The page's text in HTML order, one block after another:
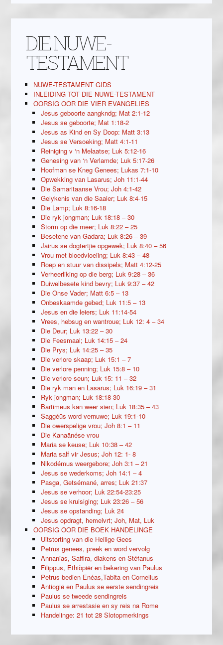
DIE NUWE-
TESTAMENT
NUWE-TESTAMENT GIDS
INLEIDING TOT DIE NUWE-TESTAMENT
OORSIG OOR DIE VIER EVANGELIES
Jesus geboorte aangkndg; Mat 2:1-12
Jesus se geboorte; Mat 1:18-2
Jesus as Kind en Sy Doop: Matt 3:13
Jesus se Versoeking; Matt 4:1-11
Reiniging v ‘n Melaatse; Luk 5:12-16
Genesing van ‘n Verlamde; Luk 5:17-26
Hoofman se Kneg Genees; Lukas 7:1-10
Opwekking van Lasarus; Joh 11:1-44
Die Samaritaanse Vrou; Joh 4:1-42
Gelykenis van die Saaier; Luk 8:4-15
Die Lamp; Luk 8:16-18
Die ryk jongman; Luk 18:18 – 30
Storm op die meer; Luk 8:22 – 25
Besetene van Gadara; Luk 8:26 – 39
Jairus se dogtertjie opgewek; Luk 8:40 – 56
Vrou met bloedvloeiing; Luk 8:43 – 48
Roep en stuur van dissipels; Matt 4:12-25
Verheerliking op die berg; Luk 9:28 – 36
Duiwelbesete kind bevry; Luk 9:37 – 42
Die Onse Vader; Matt 6:5 – 13
Onbeskaamde gebed; Luk 11:5 – 13
Jesus en die leiers; Luk 11:14-54
Vrees, hebsug en wantroue; Luk 12: 4 – 34
Die Deur; Luk 13:22 – 30
Die Feesmaal; Luk 14:15 – 24
Die Prys; Luk 14:25 – 35
Die verlore skaap; Luk 15:1 – 7
Die verlore penning; Luk 15:8 – 10
Die verlore seun; Luk 15: 11 – 32
Die ryk man en Lasarus; Luk 16:19 – 31
Ryk jongman; Luk 18:18-30
Bartimeus kan weer sien; Luk 18:35 – 43
Saggéüs word vernuwe; Luk 19:1-10
Die owerspelige vrou; Joh 8:1 – 11
Die Kanaänése vrou
Maria se keuse; Luk 10:38 – 42
Maria salf vir Jesus; Joh 12: 1- 8
Nikodémus weergebore; Joh 3:1 – 21
Jesus se wederkoms; Joh 14:1 – 4
Pasga, Getsémané, arres; Luk 21:37
Jesus se verhoor; Luk 22:54-23:25
Jesus se kruisiging; Luk 23:26 – 56
Jesus se opstanding; Luk 24
Jesus opdragt, hemelvrt; Joh, Mat, Luk
OORSIG OOR DIE BOEK HANDELINGE
Uitstorting van die Heilige Gees
Petrus genees, preek en word vervolg
Annanias, Saffira, diakens en Stéfanus
Filippus, Ethiòpiër en bekering van Paulus
Petrus bedien Enéas,Tabita en Cornelius
Antiogië en Paulus se eerste sendingreis
Paulus se tweede sendingreis
Paulus se arrestasie en sy reis na Rome
Handelinge: 21 tot 28 Slotopmerkings